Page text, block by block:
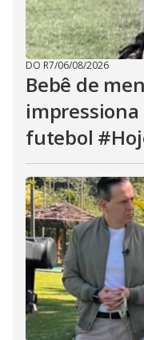
DO R7/06/08/2026
Bebê de
futebol